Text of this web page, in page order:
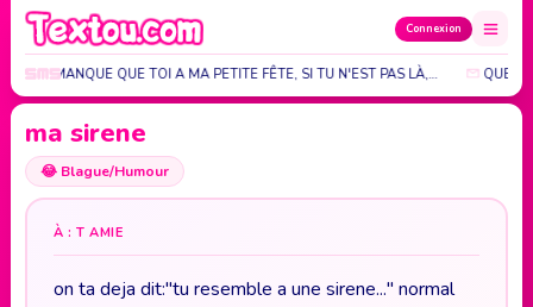
Connexion
IL NE MANQUE QUE TOI A MA PETITE FÊTE, SI TU N'EST PAS LÀ,… QUELS
ma sirene
😂 Blague/Humour
À : T AMIE
on ta deja dit:"tu resemble a une sirene..." normal